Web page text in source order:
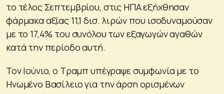
το τέλος Σεπτεμβρίου, στις ΗΠΑ εξήχθησαν
φάρμακα αξίας 11,1 δισ. λιρών που ισοδυναμούσαν
με το 17,4% του συνόλου των εξαγωγών αγαθών
κατά την περίοδο αυτή.
Τον Ιούνιο, ο Τραμπ υπέγραψε συμφωνία με το
Ηνωμένο Βασίλειο για την άρση ορισμένων